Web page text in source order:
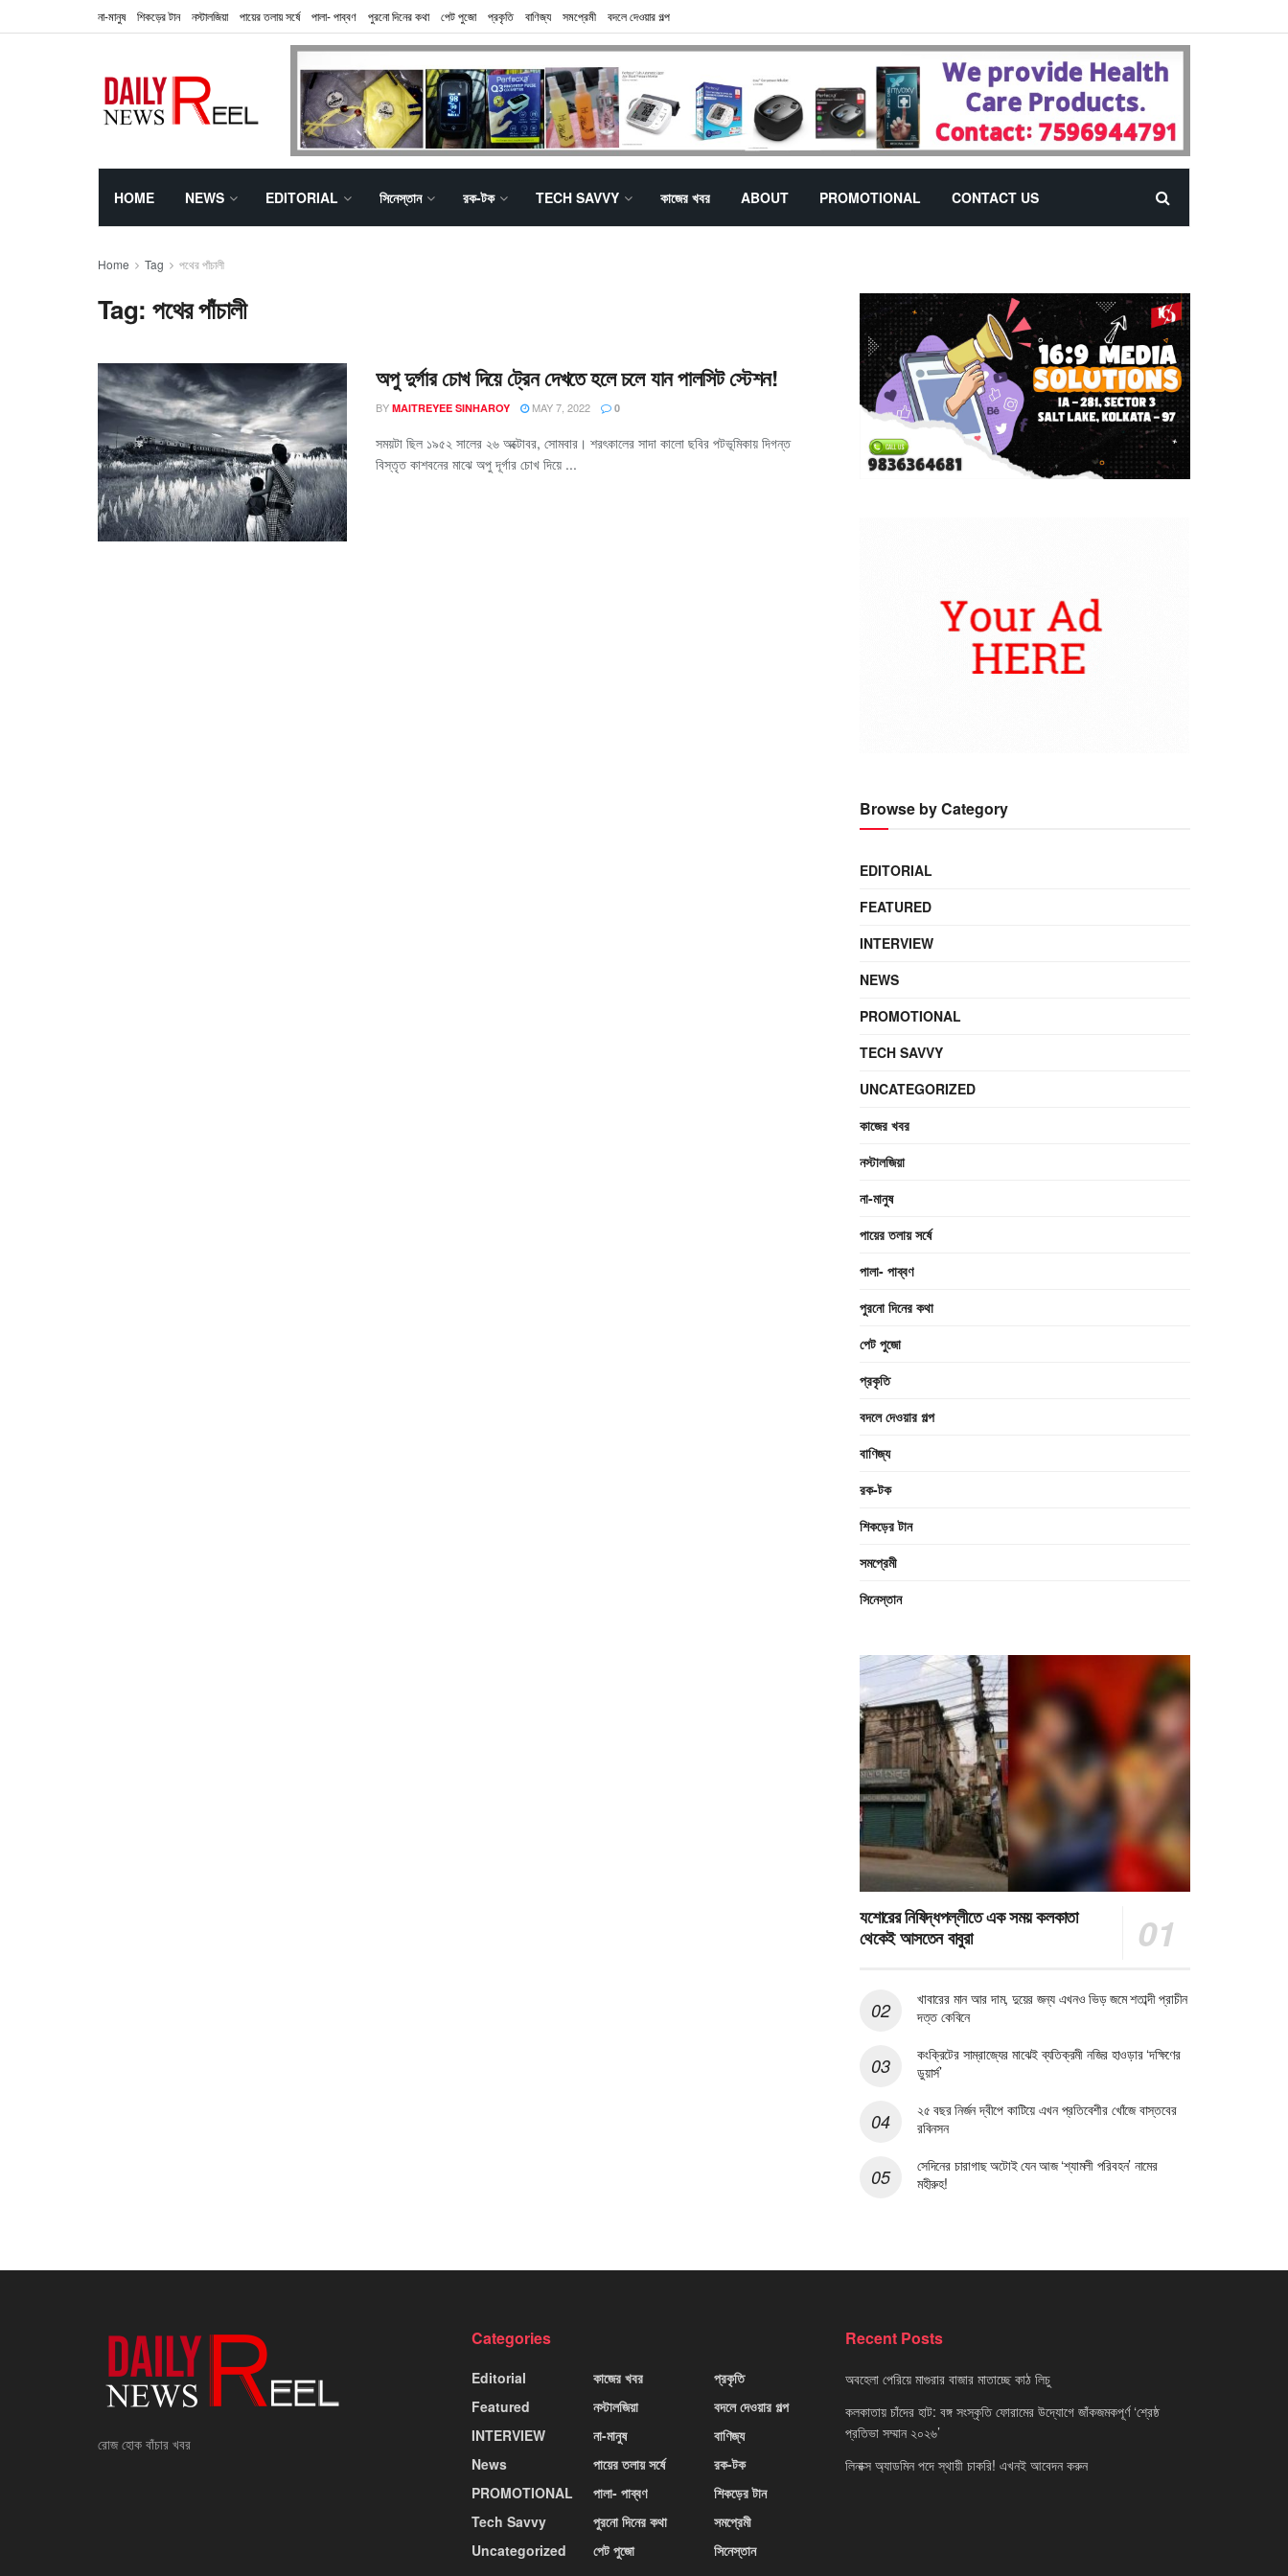
না-মানুষ শিকড়ের টান নস্টালজিয়া পায়ের তলায় সর্ষে পালা- পাব্বণ পুরনো দিনের কথা পেট পুজো প্রকৃতি বাণিজ্য সমপ্রেমী বদলে দেওয়ার গল্প
HOME NEWS EDITORIAL সিনেস্তান রক-টক TECH SAVVY কাজের খবর ABOUT PROMOTIONAL CONTACT US
Home Tag পথের পাঁচালী
Tag:পথের পাঁচালী
অপু দুর্গার চোখ দিয়ে ট্রেন দেখতে হলে চলে যান পালসিট স্টেশন!
BY MAITREYEE SINHAROY MAY 7, 2022 0
সময়টা ছিল ১৯৫২ সালের ২৬ অক্টোবর, সোমবার। শরৎকালের সাদা কালো ছবির পটভূমিকায় দিগন্ত
বিস্তৃত কাশবনের মাঝে অপু দূর্গার চোখ দিয়ে ...
Browse by Category
EDITORIAL
FEATURED
INTERVIEW
NEWS
PROMOTIONAL
TECH SAVVY
UNCATEGORIZED
কাজের খবর
নস্টালজিয়া
না-মানুষ
পায়ের তলায় সর্ষে
পালা- পাব্বণ
পুরনো দিনের কথা
পেট পুজো
প্রকৃতি
বদলে দেওয়ার গল্প
বাণিজ্য
রক-টক
শিকড়ের টান
সমপ্রেমী
সিনেস্তান
যশোরের নিষিদ্ধপল্লীতে এক সময় কলকাতা
থেকেই আসতেন বাবুরা
খাবারের মান আর দাম, দুয়ের জন্য এখনও ভিড় জমে শতাব্দী প্রাচীন
দত্ত কেবিনে
কংক্রিটের সাম্রাজ্যের মাঝেই ব্যতিক্রমী নজির হাওড়ার ‘দক্ষিণের
ডুয়ার্স’
২৫ বছর নির্জন দ্বীপে কাটিয়ে এখন প্রতিবেশীর খোঁজে বাস্তবের
রবিনসন
সেদিনের চারাগাছ অটোই যেন আজ ‘শ্যামলী পরিবহন’ নামের
মহীরুহ!
রোজ হোক বাঁচার খবর
Categories
Editorial
Featured
INTERVIEW
News
PROMOTIONAL
Tech Savvy
Uncategorized
কাজের খবর
নস্টালজিয়া
না-মানুষ
পায়ের তলায় সর্ষে
পালা- পাব্বণ
পুরনো দিনের কথা
পেট পুজো
প্রকৃতি
বদলে দেওয়ার গল্প
বাণিজ্য
রক-টক
শিকড়ের টান
সমপ্রেমী
সিনেস্তান
Recent Posts
অবহেলা পেরিয়ে মাগুরার বাজার মাতাচ্ছে কাঠ লিচু
কলকাতায় চাঁদের হাট: বঙ্গ সংস্কৃতি ফোরামের উদ্যোগে জাঁকজমকপূর্ণ ‘শ্রেষ্ঠ
প্রতিভা সম্মান ২০২৬’
লিনাক্স অ্যাডমিন পদে স্থায়ী চাকরি! এখনই আবেদন করুন